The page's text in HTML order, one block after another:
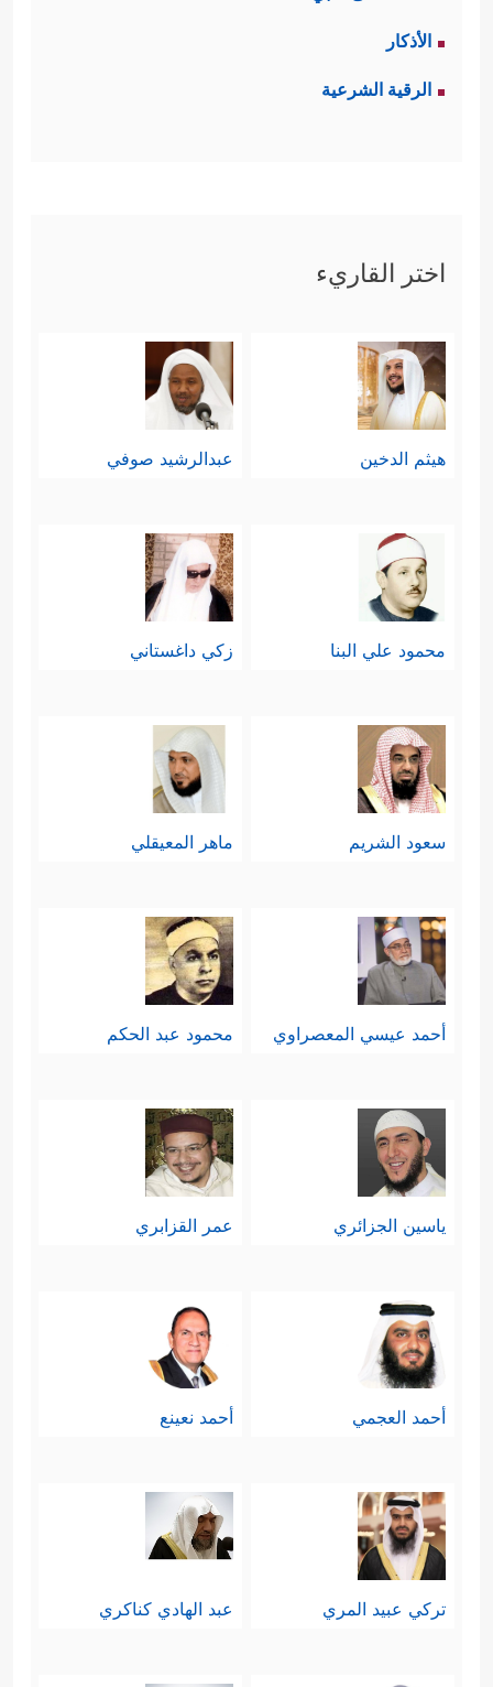
الأذكار
الرقية الشرعية
اختر القاريء
هيثم الدخين عبدالرشيد صوفي
محمود علي البنا زكي داغستاني
سعود الشريم ماهر المعيقلي
أحمد عيسي المعصراوي محمود عبد الحكم
ياسين الجزائري عمر القزابري
أحمد العجمي أحمد نعينع
تركي عبيد المري عبد الهادي كناكري